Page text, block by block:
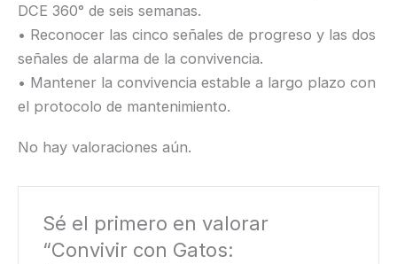
DCE 360° de seis semanas.
• Reconocer las cinco señales de progreso y las dos
señales de alarma de la convivencia.
• Mantener la convivencia estable a largo plazo con
el protocolo de mantenimiento.
No hay valoraciones aún.
Sé el primero en valorar
“Convivir con Gatos: